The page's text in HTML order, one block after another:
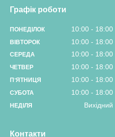
Графік роботи
ПОНЕДІЛОК 10:00 18:00
ВІВТОРОК 10:00 18:00
СЕРЕДА 10:00 18:00
ЧЕТВЕР 10:00 18:00
ПʼЯТНИЦЯ 10:00 18:00
СУБОТА 10:00 18:00
НЕДІЛЯ Вихідний
Контакти